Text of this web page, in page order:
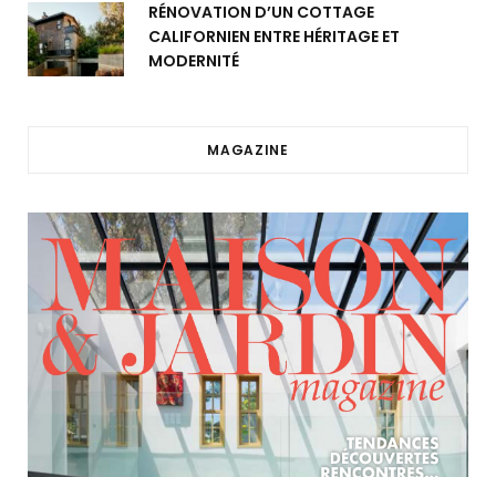
RÉNOVATION D’UN COTTAGE
CALIFORNIEN ENTRE HÉRITAGE ET
MODERNITÉ
MAGAZINE